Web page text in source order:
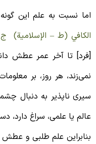
نسبت به علم این
(ط – الإسلامية) ج‏1 ص 19 كتاب العقل و الجهل.
تا آخر عمر عطش
هر روز، بر
‌ناپذیر به دنبال
یا علمی، سراغ دارد،
علم طلبی و عطش